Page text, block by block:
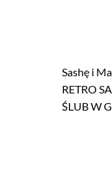
Sashę i
RETRO
ŚLUB W